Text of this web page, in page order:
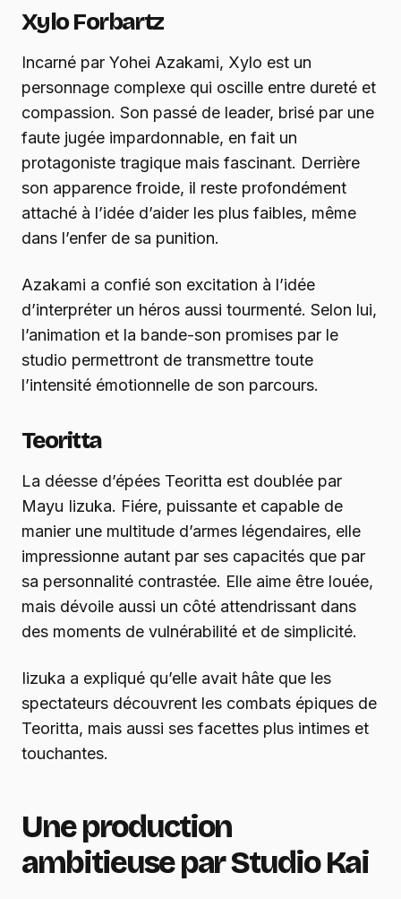
Xylo Forbartz
Incarné par Yohei Azakami, Xylo est un
personnage complexe qui oscille entre dureté et
compassion. Son passé de leader, brisé par une
faute jugée impardonnable, en fait un
protagoniste tragique mais fascinant. Derrière
son apparence froide, il reste profondément
attaché à l’idée d’aider les plus faibles, même
dans l’enfer de sa punition.
Azakami a confié son excitation à l’idée
d’interpréter un héros aussi tourmenté. Selon lui,
l’animation et la bande-son promises par le
studio permettront de transmettre toute
l’intensité émotionnelle de son parcours.
Teoritta
La déesse d’épées Teoritta est doublée par
Mayu Iizuka. Fiére, puissante et capable de
manier une multitude d’armes légendaires, elle
impressionne autant par ses capacités que par
sa personnalité contrastée. Elle aime être louée,
mais dévoile aussi un côté attendrissant dans
des moments de vulnérabilité et de simplicité.
Iizuka a expliqué qu’elle avait hâte que les
spectateurs découvrent les combats épiques de
Teoritta, mais aussi ses facettes plus intimes et
touchantes.
Une production
ambitieuse par Studio Kai